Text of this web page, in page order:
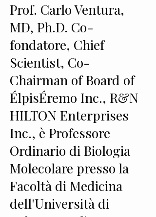
Prof. Carlo Ventura,
MD, Ph.D. Co-
fondatore, Chief
Scientist, Co-
Chairman of Board of
ÉlpisÉremo Inc., R&N
HILTON Enterprises
Inc., è Professore
Ordinario di Biologia
Molecolare presso la
Facoltà di Medicina
dell'Università di